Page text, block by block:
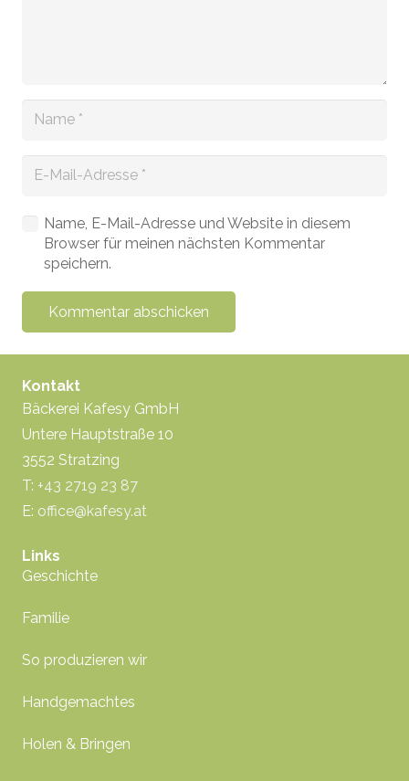
Name, E-Mail-Adresse und Website in diesem
Browser für meinen nächsten Kommentar
speichern.
Kommentar abschicken
Kontakt
Bäckerei Kafesy GmbH
Untere Hauptstraße 10
3552 Stratzing
T: +43 2719 23 87
E: office@kafesy.at
Links
Geschichte
Familie
So produzieren wir
Handgemachtes
Holen & Bringen